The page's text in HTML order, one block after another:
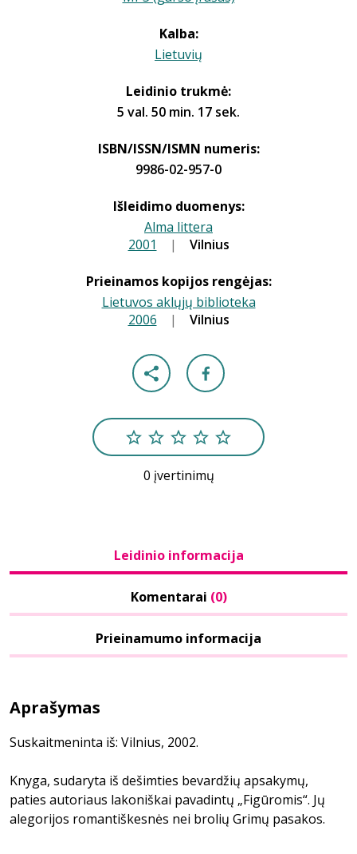
Kalba:
Lietuvių
Leidinio trukmė:
5 val. 50 min. 17 sek.
ISBN/ISSN/ISMN numeris:
9986-02-957-0
Išleidimo duomenys:
Alma littera
2001 | Vilnius
Prieinamos kopijos rengėjas:
Lietuvos aklųjų biblioteka
2006 | Vilnius
0 įvertinimų
Leidinio informacija
Komentarai (0)
Prieinamumo informacija
Aprašymas
Suskaitmeninta iš: Vilnius, 2002.
Knyga, sudaryta iš dešimties bevardžių apsakymų,
paties autoriaus lakoniškai pavadintų „Figūromis“. Jų
alegorijos romantiškesnės nei brolių Grimų pasakos.